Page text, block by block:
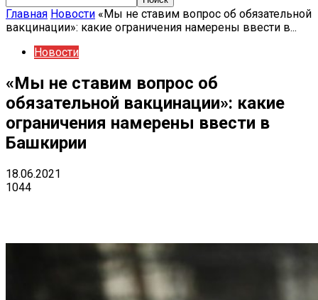
Главная Новости «Мы не ставим вопрос об обязательной
вакцинации»: какие ограничения намерены ввести в...
Новости
«Мы не ставим вопрос об
обязательной вакцинации»: какие
ограничения намерены ввести в
Башкирии
18.06.2021
1044